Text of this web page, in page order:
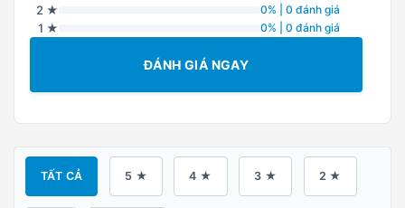
2 ★ 0% | 0 đánh giá
1 ★ 0% | 0 đánh giá
ĐÁNH GIÁ NGAY
TẤT CẢ 5 ★ 4 ★ 3 ★ 2 ★